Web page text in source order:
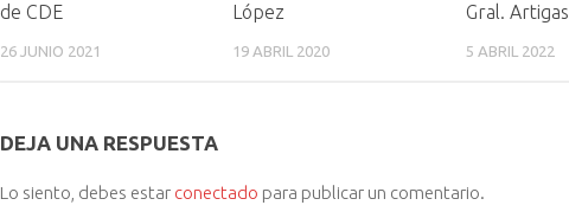
de CDE
26 JUNIO 2021
López
19 ABRIL 2020
Gral. Artigas
5 ABRIL 2022
DEJA UNA RESPUESTA
Lo siento, debes estar conectado para publicar un comentario.